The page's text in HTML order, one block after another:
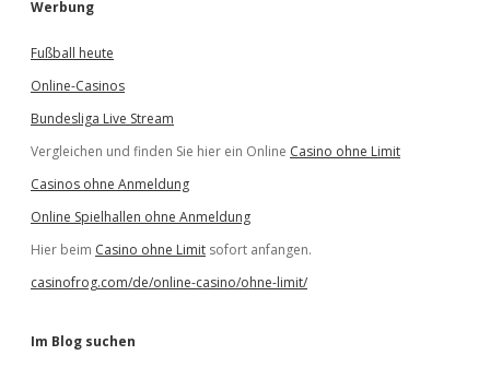
Werbung
Fußball heute
Online-Casinos
Bundesliga Live Stream
Vergleichen und finden Sie hier ein Online Casino ohne Limit
Casinos ohne Anmeldung
Online Spielhallen ohne Anmeldung
Hier beim Casino ohne Limit sofort anfangen.
casinofrog.com/de/online-casino/ohne-limit/
Im Blog suchen